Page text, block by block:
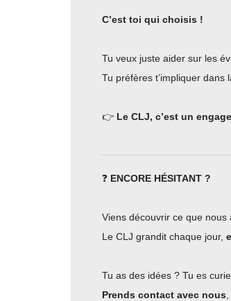
C’est toi qui choisis !
Tu veux juste aider sur les
Tu préfères t’impliquer dans
👉 Le CLJ, c’est un
❓ ENCORE HÉSITANT ?
Viens découvrir ce que nous
Le CLJ grandit chaque jour,
Tu as des idées ? Tu es
Prends contact avec nous